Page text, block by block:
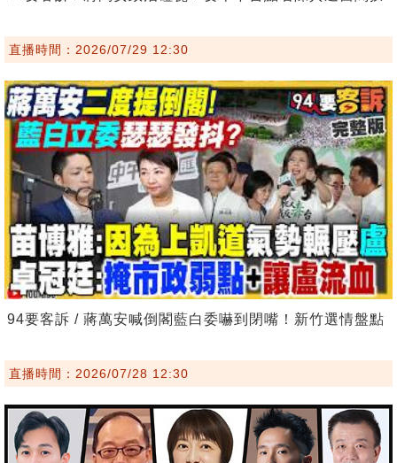
直播時間：2026/07/29 12:30
94要客訴 / 蔣萬安喊倒閣藍白委嚇到閉嘴！新竹選情盤點
直播時間：2026/07/28 12:30